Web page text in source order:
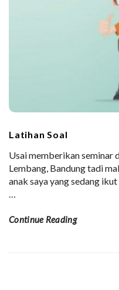
Latihan Soal
Usai memberikan seminar
Lembang, Bandung tadi
anak saya yang sedang
…
Continue Reading